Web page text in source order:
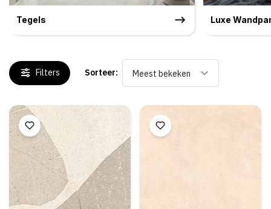
Tegels Luxe
Filters Sorteer: Meest bekeken